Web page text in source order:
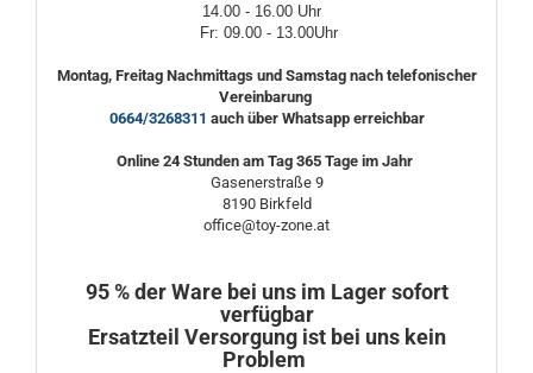
14.00 - 16.00 Uhr
Fr: 09.00 - 13.00Uhr
Montag, Freitag Nachmittags und Samstag nach telefonischer
Vereinbarung
0664/3268311 auch über Whatsapp erreichbar
Online 24 Stunden am Tag 365 Tage im Jahr
Gasenerstraße 9
8190 Birkfeld
office@toy-zone.at
95 % der Ware bei uns im Lager sofort
verfügbar
Ersatzteil Versorgung ist bei uns kein
Problem